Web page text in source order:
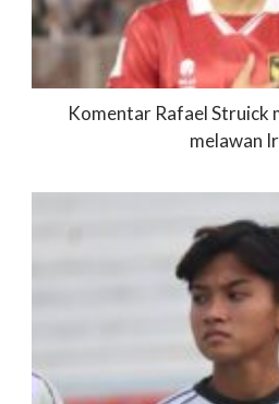
Komentar Rafael Struick
melawan